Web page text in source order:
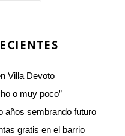
Villa Devoto
o muy poco”
años sembrando futuro
gratis en el barrio